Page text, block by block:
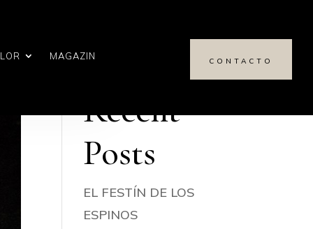
MAGAZIN CONTACTO
Recent
Posts
EL FESTÍN DE LOS
ESPINOS